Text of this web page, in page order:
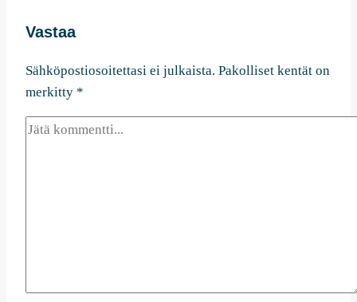
Vastaa
Sähköpostiosoitettasi ei julkaista. Pakolliset kentät on
merkitty *